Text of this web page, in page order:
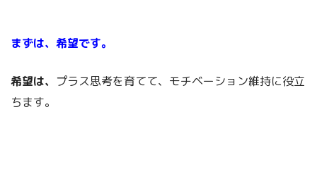
まずは、希望です。
希望は、 プラス思考を育てて、モチベーション維持に役立
ちます。